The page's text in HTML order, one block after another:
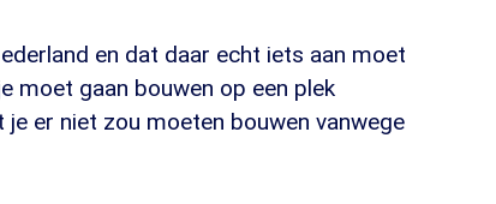
en dat daar echt iets aan moet
moet gaan bouwen op een plek
er niet zou moeten bouwen vanwege